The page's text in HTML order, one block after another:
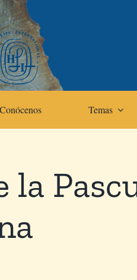
Conócenos Temas
la